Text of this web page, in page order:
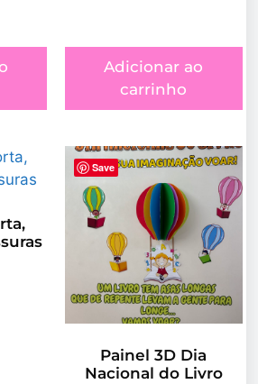
Adicionar ao
carrinho
Save
Painel 3D Dia
Nacional do Livro